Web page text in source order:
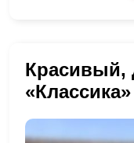
Красивый,
«Классика»